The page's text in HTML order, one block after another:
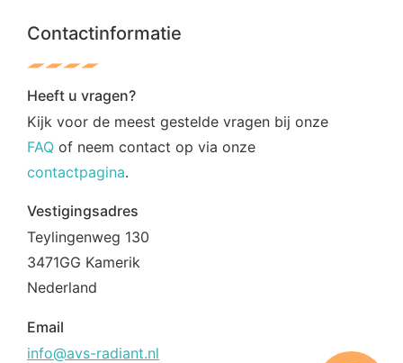
Contactinformatie
Heeft u vragen?
Kijk voor de meest gestelde vragen bij onze
FAQ of neem contact op via onze
contactpagina.
Vestigingsadres
Teylingenweg 130
3471GG Kamerik
Nederland
Email
info@avs-radiant.nl